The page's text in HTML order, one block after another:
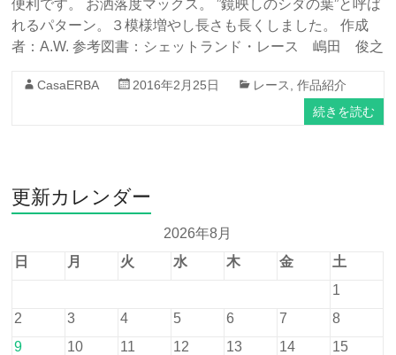
便利です。 お洒落度マックス。 ”鏡映しのシダの葉”と呼ば
れるパターン。３模様増やし長さも長くしました。 作成
者：A.W. 参考図書：シェットランド・レース 嶋田 俊之
CasaERBA 2016年2月25日 レース ,作品紹介
続きを読む
更新カレンダー
2026年8月
日
月 火 水 木 金 土
1
2
3 4 5 6 7
8
9
10 11 12 13 14
15